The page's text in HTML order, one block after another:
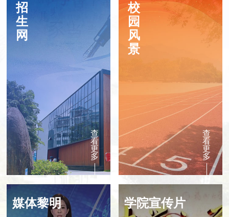
招
生
网
查
看
更
多
校
园
风
景
查
看
更
多
媒体黎明 学院宣传片